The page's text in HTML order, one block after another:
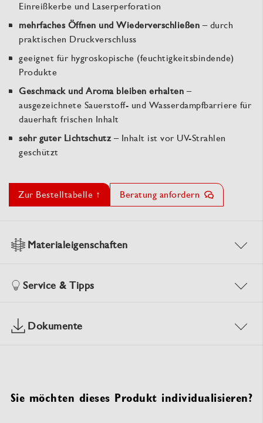
Einreißkerbe und Laserperforation
mehrfaches Öffnen und Wiederverschließen – durch
praktischen Druckverschluss
geeignet für hygroskopische (feuchtigkeitsbindende)
Produkte
Geschmack und Aroma bleiben erhalten –
ausgezeichnete Sauerstoff- und Wasserdampfbarriere für
dauerhaft frischen Inhalt
sehr guter Lichtschutz– Inhalt ist vor UV-Strahlen
geschützt
Zur Bestelltabelle ↑ Beratung anfordern
Materialeigenschaften
Service & Tipps
Dokumente
Sie möchten dieses Produkt individualisieren?